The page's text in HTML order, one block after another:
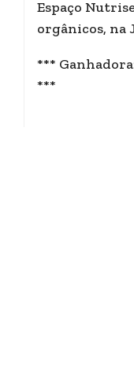
Espaço
orgânicos, na
***
***